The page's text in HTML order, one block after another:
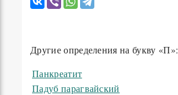
Другие определения на букву «П»:
Панкреатит
Падуб парагвайский